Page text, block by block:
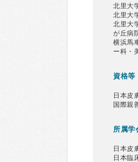
北里大
北里大
北里大
が丘病
横浜馬
ー科・
資格等
日本皮
国際親
所属学
日本皮
日本臨